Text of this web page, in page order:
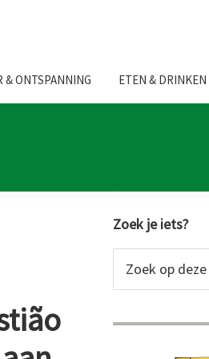
& ONTSPANNING ETEN & DRINKEN
Primaire
Sidebar
Zoek je iets?
op
website